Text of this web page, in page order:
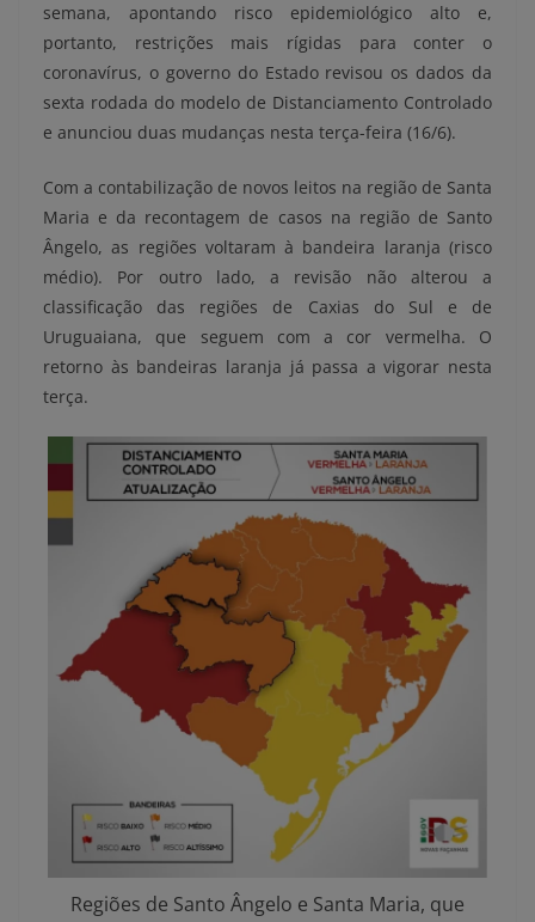
semana, apontando risco epidemiológico alto e,
portanto, restrições mais rígidas para conter o
coronavírus, o governo do Estado revisou os dados da
sexta rodada do modelo de Distanciamento Controlado
e anunciou duas mudanças nesta terça-feira (16/6).
Com a contabilização de novos leitos na região de Santa
Maria e da recontagem de casos na região de Santo
Ângelo, as regiões voltaram à bandeira laranja (risco
médio). Por outro lado, a revisão não alterou a
classificação das regiões de Caxias do Sul e de
Uruguaiana, que seguem com a cor vermelha. O
retorno às bandeiras laranja já passa a vigorar nesta
terça.
Regiões de Santo Ângelo e Santa Maria, que